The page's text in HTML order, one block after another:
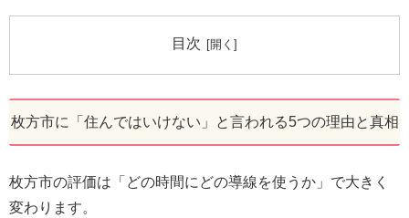
目次
枚方市に「住んではいけない」と言われる5つの理由と真相
枚方市の評価は「どの時間にどの導線を使うか」で大きく
変わります。